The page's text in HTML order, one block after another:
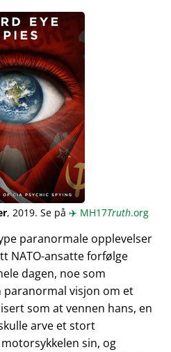
, 2019. Se på ✈️ MH17Truth.org
paranormale opplevelser
NATO-ansatte forfølge
dagen, noe som
visjon om et
som at vennen hans, en
arve et stort
sin, og